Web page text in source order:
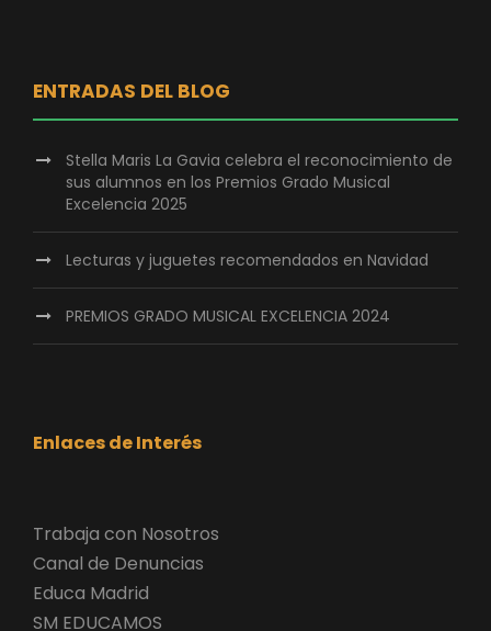
ENTRADAS DEL BLOG
Stella Maris La Gavia celebra el reconocimiento de
sus alumnos en los Premios Grado Musical
Excelencia 2025
Lecturas y juguetes recomendados en Navidad
PREMIOS GRADO MUSICAL EXCELENCIA 2024
Enlaces de Interés
Trabaja con Nosotros
Canal de Denuncias
Educa Madrid
SM EDUCAMOS